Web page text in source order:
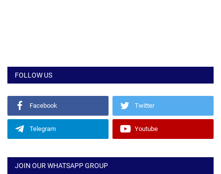
FOLLOW US
Facebook Twitter
Telegram Youtube
JOIN OUR WHATSAPP GROUP